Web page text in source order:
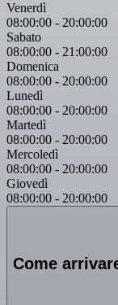
Venerdì
08:00:00 - 20:00:00
Sabato
08:00:00 - 21:00:00
Domenica
08:00:00 - 20:00:00
Lunedì
08:00:00 - 20:00:00
Martedì
08:00:00 - 20:00:00
Mercoledì
08:00:00 - 20:00:00
Giovedì
08:00:00 - 20:00:00
Come